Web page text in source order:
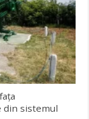
din sistemul